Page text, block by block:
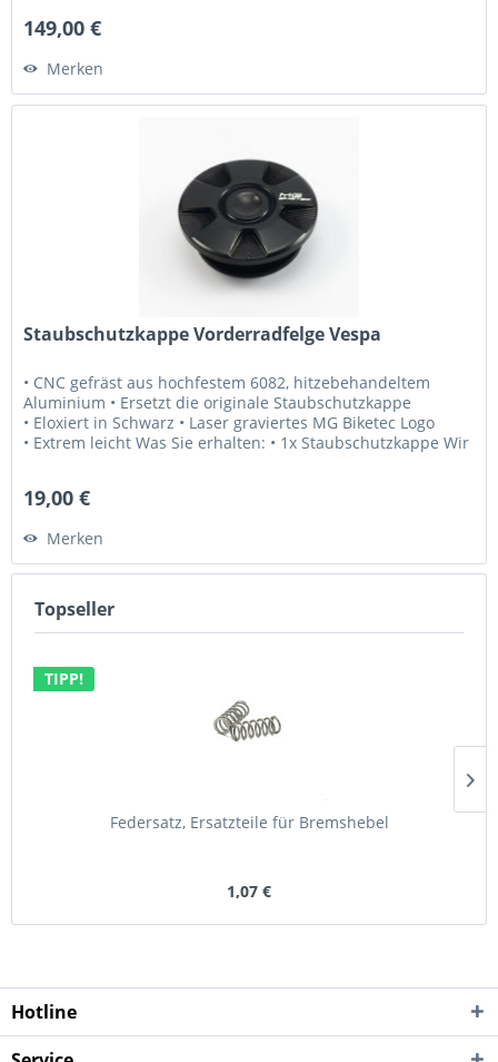
149,00 €
Merken
Staubschutzkappe Vorderradfelge Vespa
• CNC gefräst aus hochfestem 6082, hitzebehandeltem
Aluminium • Ersetzt die originale Staubschutzkappe
• Eloxiert in Schwarz • Laser graviertes MG Biketec Logo
• Extrem leicht Was Sie erhalten: • 1x Staubschutzkappe Wir
19,00 €
Merken
Topseller
TIPP!
Federsatz, Ersatzteile für Bremshebel
1,07 €
Hotline